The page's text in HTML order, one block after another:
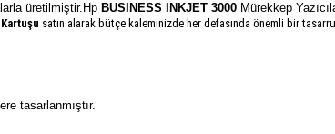
üretilmiştir.Hp BUSINESS INKJET 3000 Mürekkep
satın alarak bütçe kaleminizde her defasında önemli bir
tasarlanmıştır.